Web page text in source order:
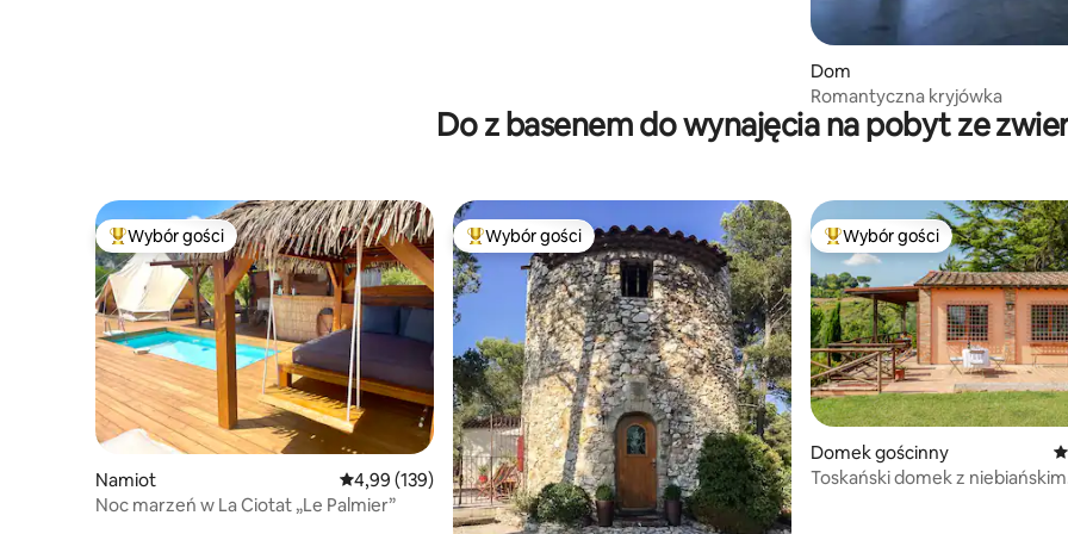
Dom
Romantyczna kryjówka
Do z basenem do wynajęcia na pobyt ze
Najpopularniejsze z kategorii Wybór gości
Wybór gości
Namiot Średnia ocena: 4,99 na 5, liczba recenzji: 139
4,99 (139)
Noc marzeń w La Ciotat „Le Palmier”
Najpopularniejsze z kategorii Wybór gości
Wybór gości Najpopularniejsze z kategorii
Wybór gości
Domek gościnny
Toskański domek z niebiańskim